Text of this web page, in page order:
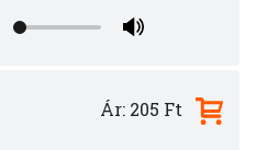
Ár: 205 Ft